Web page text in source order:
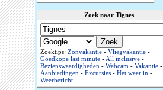
Zoek naar Tignes
Zoektips: Zonvakantie- Vliegvakantie-
Goedkope last minute-All inclusive-
Bezienswaardigheden- Webcam- Vakantie-
Aanbiedingen- Excursies- Het weer in-
Weerbericht-